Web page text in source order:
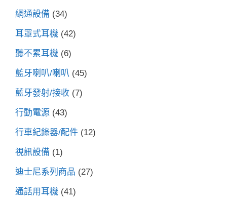
網通設備 (34)
耳罩式耳機 (42)
聽不累耳機 (6)
藍牙喇叭/喇叭 (45)
藍牙發射/接收 (7)
行動電源 (43)
行車紀錄器/配件 (12)
視訊設備 (1)
迪士尼系列商品 (27)
通話用耳機 (41)